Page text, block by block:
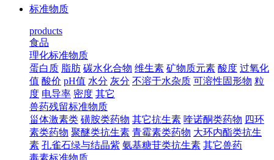
标准物质
products
食品
理化标准物质
蛋白质 脂肪 碳水化合物 维生素 矿物质元素 酸度 过氧化
值 酸价 pH值 水分 灰分 不溶于水杂质 可溶性固形物 粒
度 电导率 密度 其它
兽药残留标准物质
甾体激素类 磺胺类药物 其它抗生素 喹诺酮类药物 四环
素类药物 聚醚类抗生素 青霉素类药物 大环内酯类抗生
素 孔雀石绿与结晶紫 氨基糖苷类抗生素 其它兽药
毒素标准物质